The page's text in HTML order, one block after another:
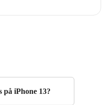
iPhone 13?